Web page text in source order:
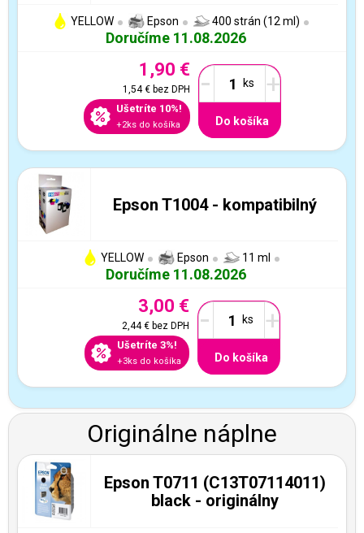
YELLOW Epson 400 strán (12 ml)
Doručíme 11.08.2026
1,90 €
1,54 €bez DPH
Ušetríte 10%!
+2ks do košíka
- +
Do košíka
Epson T1004 - kompatibilný
YELLOW Epson 11 ml
Doručíme 11.08.2026
3,00 €
2,44 €bez DPH
Ušetríte 3%!
+3ks do košíka
- +
Do košíka
Originálne náplne
Epson T0711 (C13T07114011)
black - originálny